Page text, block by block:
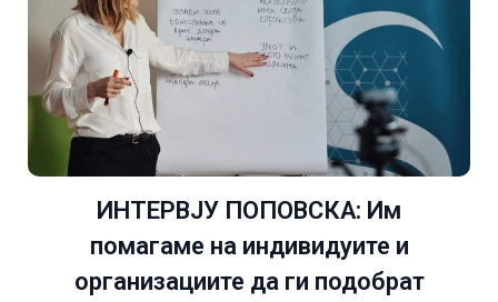
ИНТЕРВЈУ ПОПОВСКА: Им
помагаме на индивидуите и
организациите да ги подобрат